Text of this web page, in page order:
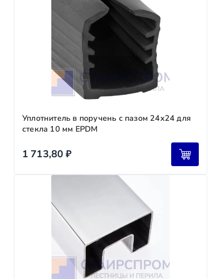
Уплотнитель в поручень с пазом 24х24 для
стекла 10 мм EPDM
1 713,80₽